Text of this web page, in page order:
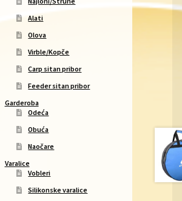
Alati
Olova
Virble/Kopče
Carp sitan pribor
Feeder sitan pribor
Garderoba
Odeća
Obuća
Naočare
Varalice
Vobleri
Silikonske varalice